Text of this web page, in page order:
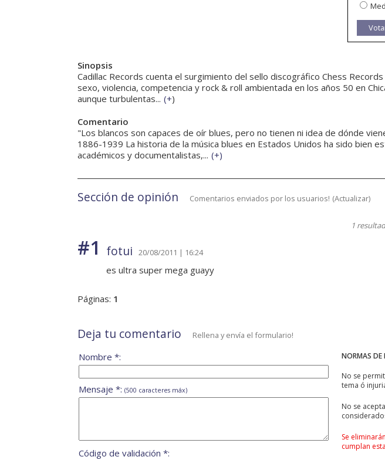
Sinopsis
Cadillac Records cuenta el surgimiento del sello discográfico Chess
sexo, violencia, competencia y rock & roll ambientada en los años 50 en
aunque turbulentas... (+)
Comentario
"Los blancos son capaces de oír blues, pero no tienen ni idea de dónde
1886-1939 La historia de la música blues en Estados Unidos ha sido bien
académicos y documentalistas,... (+)
Sección de opinión Comentarios enviados por los usuarios! (Actualizar)
1
#1 fotui 20/08/2011 | 16:24
es ultra super mega guayy
Páginas: 1
Deja tu comentario Rellena y envía el formulario!
NORMAS DE
No se
tema ó
No se
Se
cumplan
Nombre *:
Mensaje *: (500 caracteres máx)
Código de validación *: